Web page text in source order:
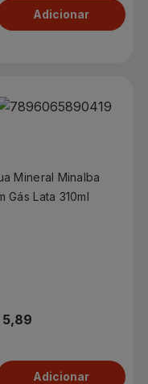
Adicionar
Mineral Minalba
Gás Lata 310ml
5,89
Adicionar